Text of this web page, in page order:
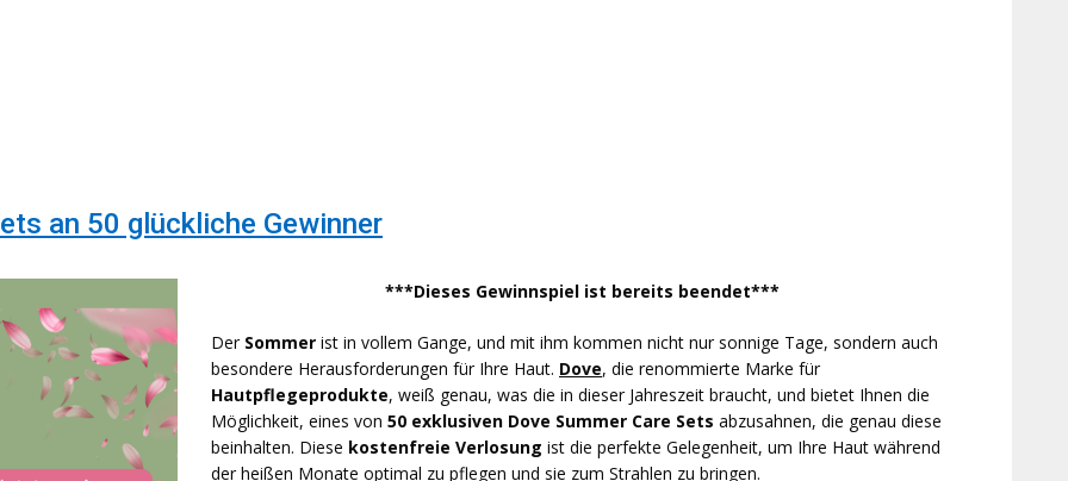
an 50 glückliche Gewinner
***Dieses Gewinnspiel ist bereits beendet***
Der Sommer ist in vollem Gange, und mit ihm kommen nicht nur sonnige Tage, sondern auch
besondere Herausforderungen für Ihre Haut. Dove, die renommierte Marke für
Hautpflegeprodukte, weiß genau, was die in dieser Jahreszeit braucht, und bietet Ihnen die
Möglichkeit, eines von 50 exklusiven Dove Summer Care Sets abzusahnen, die genau diese
beinhalten. Diese kostenfreie Verlosung ist die perfekte Gelegenheit, um Ihre Haut während
der heißen Monate optimal zu pflegen und sie zum Strahlen zu bringen.